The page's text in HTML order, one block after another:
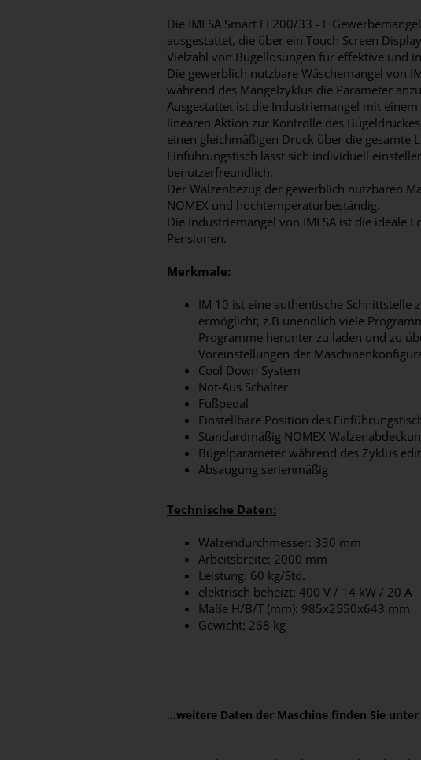
Die IMESA Smart FI 200/33 - E
ausgestattet, die über ein Touch Screen
Vielzahl von Bügellösungen für effektive und
Die gewerblich nutzbare Wäschemangel von
während des Mangelzyklus die Parameter
Ausgestattet ist die Industriemangel mit
linearen Aktion zur Kontrolle des
einen gleichmäßigen Druck über die gesamte
Einführungstisch lässt sich individuell
benutzerfreundlich.
Der Walzenbezug der gewerblich nutzbaren
NOMEX und hochtemperaturbeständig.
Die Industriemangel von IMESA ist die ideale
Pensionen.
Merkmale:
IM 10 ist eine authentische Schnittstelle
ermöglicht, z.B unendlich viele
Programme herunter zu laden und zu
Voreinstellungen der
Cool Down System
Not-Aus Schalter
Fußpedal
Einstellbare Position des
Standardmäßig NOMEX
Bügelparameter während des Zyklus
Absaugung serienmäßig
Technische Daten:
Walzendurchmesser: 330 mm
Arbeitsbreite: 2000 mm
Leistung: 60 kg/Std.
elektrisch beheizt: 400 V / 14 kW / 20 A
Maße H/B/T (mm): 985x2550x643 mm
Gewicht: 268 kg
...weitere Daten der Maschine finden Sie